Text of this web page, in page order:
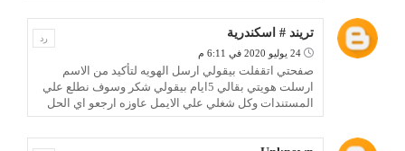
تريند # اسكندرية
24 يوليو 2020 في 6:11 م
صفحتي اتقفلت بيقولي ارسل الهويه لتأكيد من الاسم
ارسلت هويتي بقالي 5ايام بيقولي شكر وسوف نطلع علي
المستندات وكل شغلي علي الايمل عاوزه ارجعو اي الحل
رد